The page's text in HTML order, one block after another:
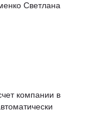
Светлана
компании в